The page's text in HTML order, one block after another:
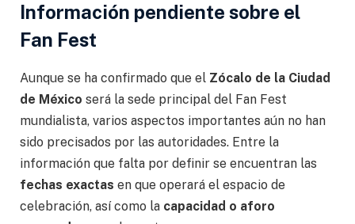
Información pendiente sobre el
Fan Fest
Aunque se ha confirmado que el Zócalo de la Ciudad
de México será la sede principal del Fan Fest
mundialista, varios aspectos importantes aún no han
sido precisados por las autoridades. Entre la
información que falta por definir se encuentran las
fechas exactas en que operará el espacio de
celebración, así como la capacidad o aforo